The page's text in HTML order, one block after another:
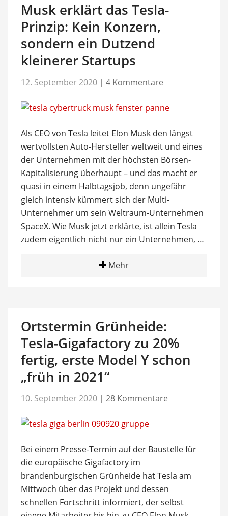
Musk erklärt das Tesla-
Prinzip: Kein Konzern,
sondern ein Dutzend
kleinerer Startups
12. September 2020 | 4 Kommentare
Als CEO von Tesla leitet Elon Musk den längst
wertvollsten Auto-Hersteller weltweit und eines
der Unternehmen mit der höchsten Börsen-
Kapitalisierung überhaupt – und das macht er
quasi in einem Halbtagsjob, denn ungefähr
gleich intensiv kümmert sich der Multi-
Unternehmer um sein Weltraum-Unternehmen
SpaceX. Wie Musk jetzt erklärte, ist allein Tesla
zudem eigentlich nicht nur ein Unternehmen, …
Mehr
Ortstermin Grünheide:
Tesla-Gigafactory zu 20%
fertig, erste Model Y schon
„früh in 2021“
10. September 2020 | 28 Kommentare
Bei einem Presse-Termin auf der Baustelle für
die europäische Gigafactory im
brandenburgischen Grünheide hat Tesla am
Mittwoch über das Projekt und dessen
schnellen Fortschritt informiert, der selbst